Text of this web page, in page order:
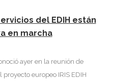
del EDIH están
en marcha
ayer en la reunión de
proyecto europeo IRIS EDIH